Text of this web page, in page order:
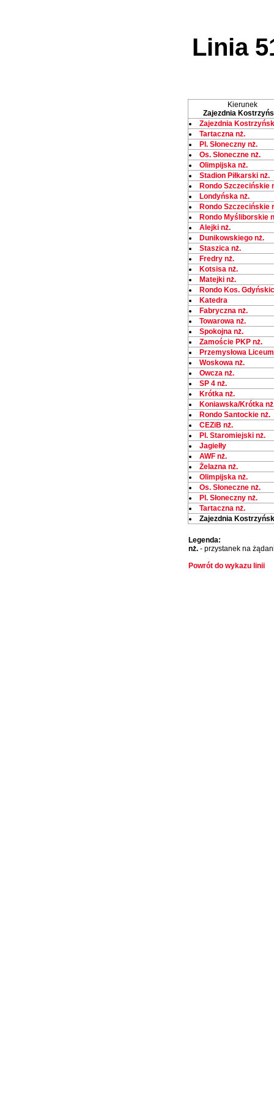
Linia
Kierunek
Zajezdnia
Zajezdnia
Tartaczna nż.
Pl. Słoneczny nż.
Os. Słoneczne nż.
Olimpijska nż.
Stadion Piłkarski nż.
Rondo Szczecińskie
Londyńska nż.
Rondo Szczecińskie
Rondo Myśliborskie
Alejki nż.
Dunikowskiego nż.
Staszica nż.
Fredry nż.
Kotsisa nż.
Matejki nż.
Rondo Kos.
Katedra
Fabryczna nż.
Towarowa nż.
Spokojna nż.
Zamoście PKP nż.
Przemysłowa
Woskowa nż.
Owcza nż.
SP 4 nż.
Krótka nż.
Koniawska/Krótka
Rondo Santockie nż.
CEZiB nż.
Pl. Staromiejski nż.
Jagiełły
AWF nż.
Żelazna nż.
Olimpijska nż.
Os. Słoneczne nż.
Pl. Słoneczny nż.
Tartaczna nż.
Zajezdnia
Legenda:
nż. - przystanek na
Powrót do wykazu linii